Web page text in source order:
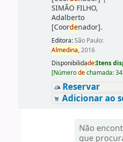
SIMÃO FILHO,
Adalberto
[Coordenador].
Editora:São Paulo:
Almedina,2016
Disponibilidade:Itens
[Númerodechamada:
Reservar
Adicionar ao
Não
que